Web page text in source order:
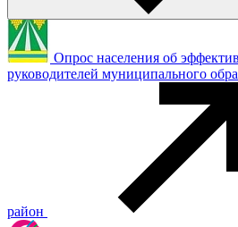
Опрос населения об
руководителей муниципального
район